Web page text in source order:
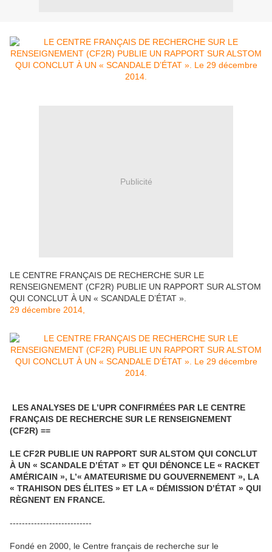
Publicité
LE CENTRE FRANÇAIS DE RECHERCHE SUR LE
RENSEIGNEMENT (CF2R) PUBLIE UN RAPPORT SUR ALSTOM
QUI CONCLUT À UN « SCANDALE D’ÉTAT ».
29 décembre 2014,
LES ANALYSES DE L’UPR CONFIRMÉES PAR LE CENTRE
FRANÇAIS DE RECHERCHE SUR LE RENSEIGNEMENT
(CF2R) ==
LE CF2R PUBLIE UN RAPPORT SUR ALSTOM QUI CONCLUT
À UN « SCANDALE D’ÉTAT » ET QUI DÉNONCE LE « RACKET
AMÉRICAIN », L’« AMATEURISME DU GOUVERNEMENT », LA
« TRAHISON DES ÉLITES » ET LA « DÉMISSION D’ÉTAT » QUI
RÈGNENT EN FRANCE.
---------------------------
Fondé en 2000, le Centre français de recherche sur le